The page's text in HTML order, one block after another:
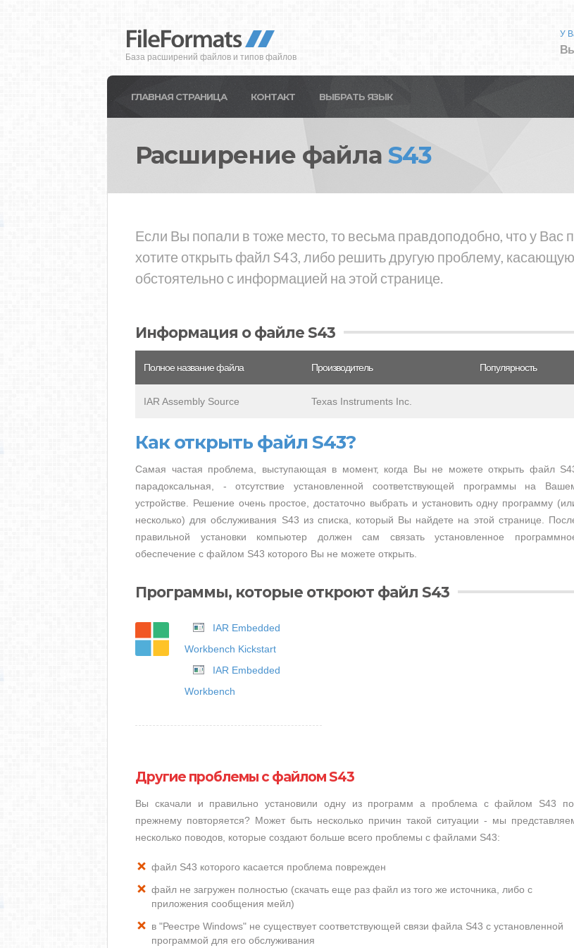
База расширений файлов и типов файлов
У
ГЛАВНАЯ СТРАНИЦА КОНТАКТ ВЫБРАТЬ ЯЗЫК
Расширение файла S43
Если Вы попали в тоже место, то весьма правдоподобно, что у
хотите открыть файл S43, либо решить другую проблему,
обстоятельно с информацией на этой странице.
Информация о файле S43
Полное название файла Производитель Популярность
IAR Assembly Source Texas Instruments Inc.
Как открыть файл S43?
Самая частая проблема, выступающая в момент, когда Вы не можете открыть файл
парадоксальная, - отсутствие установленной соответствующей программы на
устройстве. Решение очень простое, достаточно выбрать и установить одну программу
несколько) для обслуживания S43 из списка, который Вы найдете на этой странице.
правильной установки компьютер должен сам связать установленное
обеспечение с файлом S43 которого Вы не можете открыть.
Программы, которые откроют файл S43
IAR Embedded
Workbench Kickstart
IAR Embedded
Workbench
Другие проблемы с файлом S43
Вы скачали и правильно установили одну из программ а проблема с файлом S43
прежнему повторяется? Может быть несколько причин такой ситуации - мы
несколько поводов, которые создают больше всего проблемы с файлами S43:
файл S43 которого касается проблема поврежден
файл не загружен полностью (скачать еще раз файл из того же источника, либо с
приложения сообщения мейл)
в "Реестре Windows" не существует соответствующей связи файла S43 с установленной
программой для его обслуживания